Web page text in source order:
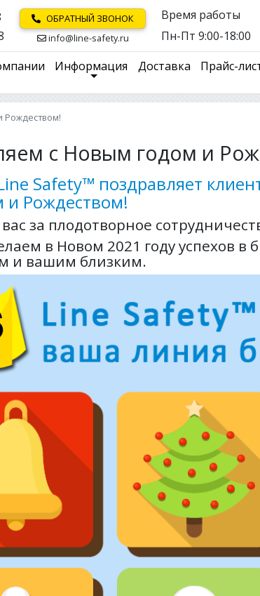
ОБРАТНЫЙ ЗВОНОК
info@line-safety.ru
Время работы
Пн-Пт 9:00-18:00
Информация Доставка Прайс-
Рождеством!
с Новым годом и
Safety™ поздравляет
и Рождеством!
за плодотворное
в Новом 2021 году успехов в
и вашим близким.